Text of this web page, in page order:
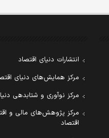
انتشارات دنیای اقتصاد
مرکز همایش‌های دنیای
مرکز نوآوری و شتابدهی
مرکز پژوهش‌های مالی و
اقتصاد